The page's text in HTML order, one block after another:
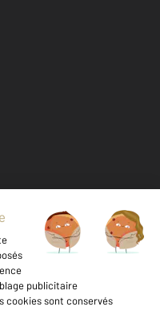
d'honoraires
cookies